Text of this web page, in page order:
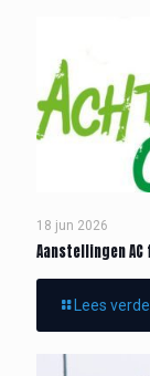
18 jun 2026
Aanstellingen
Lees